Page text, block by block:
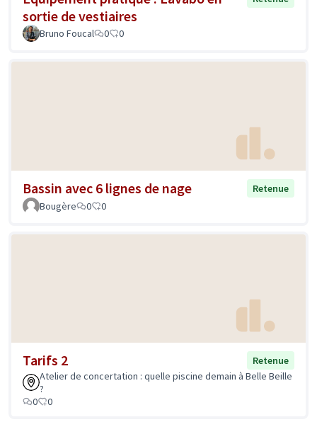
sortie de vestiaires
Bruno Foucal 0 0
Bassin avec 6 lignes de nage
Retenue
Bougère
0 0
Tarifs 2
Retenue
Atelier de concertation : quelle piscine demain à Belle Beille
?
0
0